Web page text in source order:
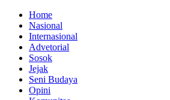
Home
Nasional
Internasional
Advetorial
Sosok
Jejak
Seni Budaya
Opini